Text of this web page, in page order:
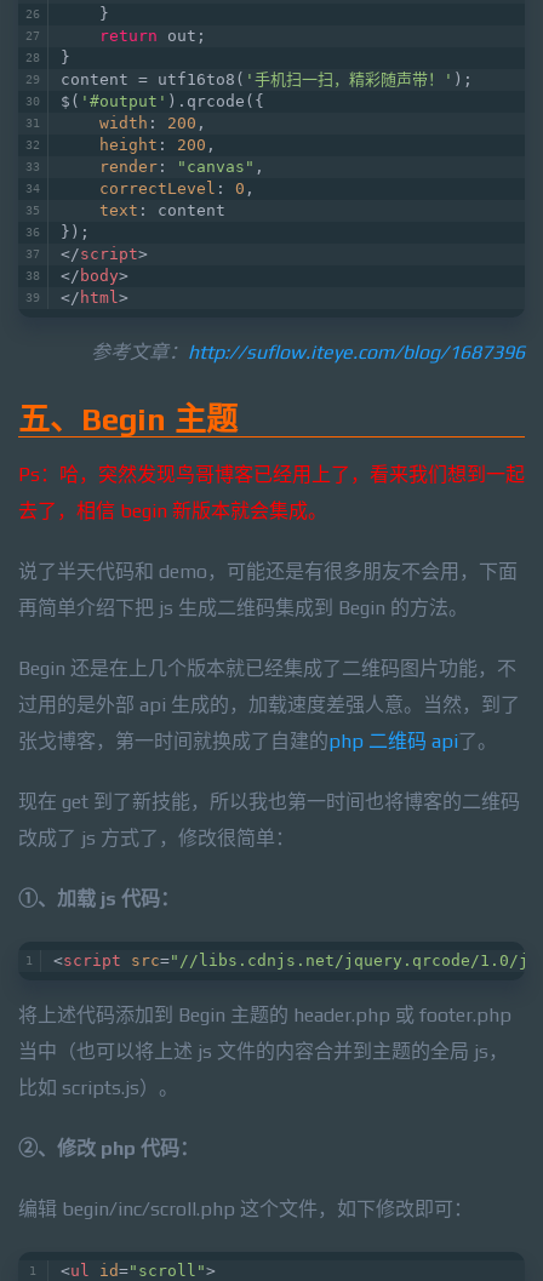
    }
return out;
}
content = utf16to8( '手机扫一扫，精彩随声带！' );
$( '#output' ).qrcode({
width : 200 ,
height : 200 ,
render : "canvas" ,
correctLevel : 0 ,
text : content
});
</script>
</ body>
</ html >
参考文章： http://suflow.iteye.com/blog/1687396
五、Begin 主题
Ps：哈，突然发现鸟哥博客已经用上了，看来我们想到一起
去了，相信 begin 新版本就会集成。
说了半天代码和 demo，可能还是有很多朋友不会用， 下面
再简单介绍下把 js 生成二维码集成到 Begin 的方法。
Begin 还是在上几个版本就已经集成了二维码图片功能，不
过用的是外部 api 生成的，加载速度差强人意。当然，到了
张戈博客，第一时间就换成了自建的php 二维码 api了。
现在 get 到了新技能，所以我也第一时间也将博客的二维码
改成了 js 方式了，修改很简单：
①、加载 js 代码：
<script src="//libs.cdnjs.net/jquery.qrcode/1.0/
将上述代码添加到 Begin 主题的 header.php 或 footer.php
当中（也可以将上述 js 文件的内容合并到主题的全局 js，
比如 scripts.js）。
②、修改 php 代码：
编辑 begin/inc/scroll.php 这个文件，如下修改即可：
<ul id="scroll">